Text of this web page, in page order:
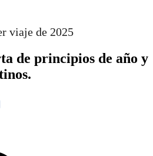
viaje de 2025
de principios de año y